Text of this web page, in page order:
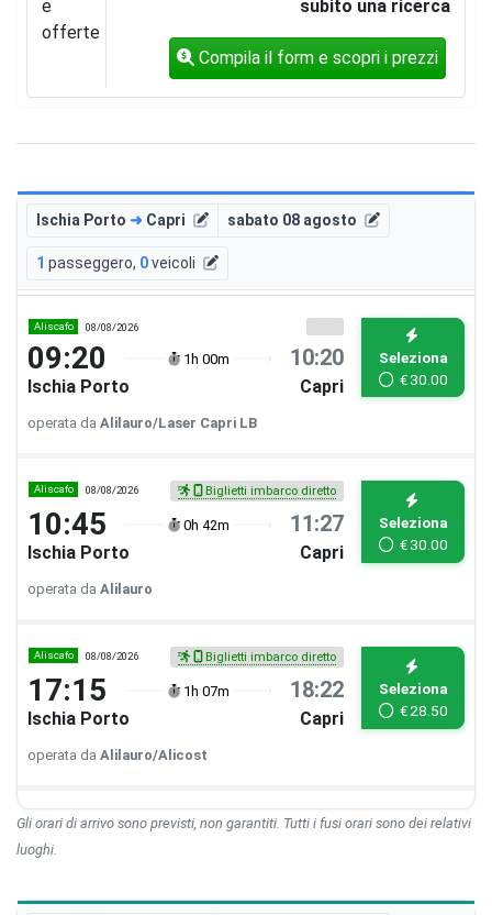
e
offerte
subito una ricerca
Compila il form e scopri i prezzi
Ischia Porto ➜ Capri sabato 08 agosto
1 passeggero, 0veicoli
Aliscafo 08/08/2026
09:20 1h 00m 10:20
Ischia Porto Capri
Seleziona
€30.00
operata da Alilauro/Laser Capri LB
Aliscafo 08/08/2026 Biglietti imbarco diretto
10:45 0h 42m 11:27
Ischia Porto Capri
Seleziona
€30.00
operata da Alilauro
Aliscafo 08/08/2026 Biglietti imbarco diretto
17:15 1h 07m 18:22
Ischia Porto Capri
Seleziona
€28.50
operata da Alilauro/Alicost
Gli orari di arrivo sono previsti, non garantiti. Tutti i fusi orari sono dei relativi
luoghi.